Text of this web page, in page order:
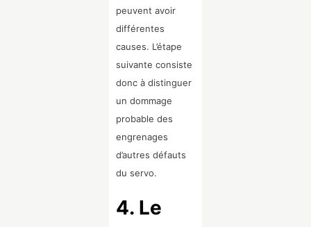
peuvent avoir
différentes
causes. L’étape
suivante consiste
donc à distinguer
un dommage
probable des
engrenages
d’autres défauts
du servo.
4. Le